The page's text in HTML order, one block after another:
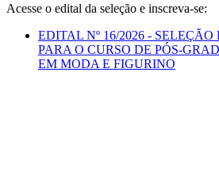
Acesse o edital da seleção e inscreva-se:
EDITAL Nº 16/2026 -
PARA O CURSO DE PÓS-
EM MODA E FIGURINO